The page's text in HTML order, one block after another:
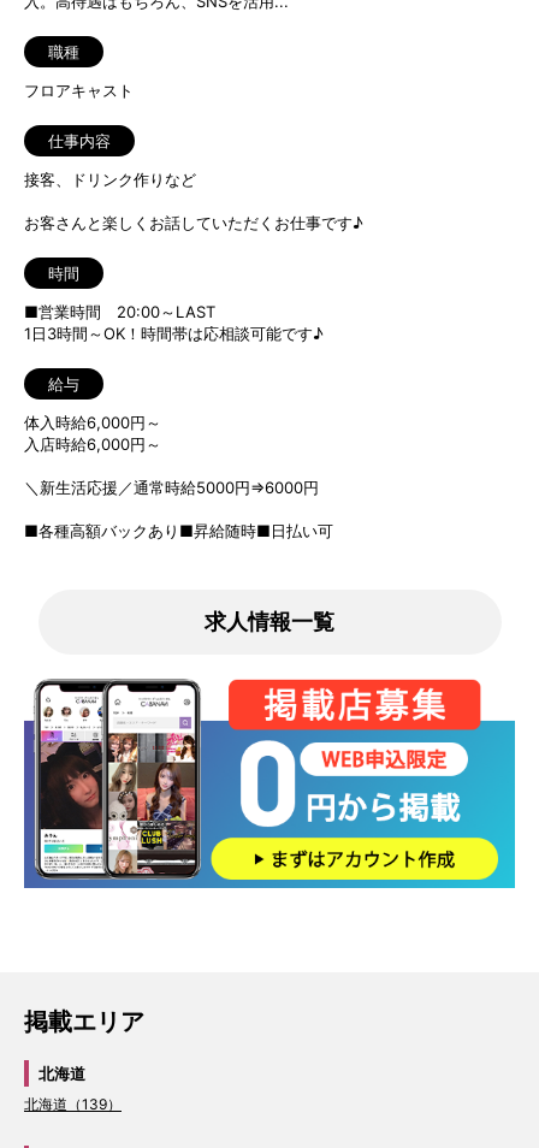
職種
フロアキャスト
仕事内容
接客、ドリンク作りなど
お客さんと楽しくお話していただくお仕事です♪
時間
■営業時間 20:00～LAST
1日3時間～OK！時間帯は応相談可能です♪
給与
体入時給6,000円～
入店時給6,000円～
＼新生活応援／通常時給5000円⇒6000円
■各種高額バックあり■昇給随時■日払い可
求人情報一覧
掲載エリア
北海道
北海道（139）